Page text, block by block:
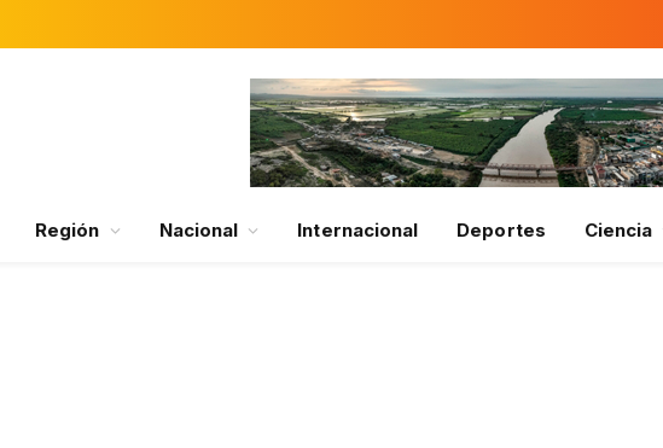
Región Nacional Internacional Deportes Ciencia